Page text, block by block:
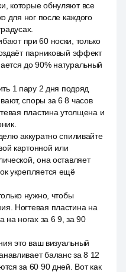
которые обнуляют все
для ног после каждого
при 60 носки, только
парниковый эффект
до 90% натуральный
1 пару 2 дня подряд
споры за 6 8 часов
пластина утолщена и
аккуратно спиливайте
картонной или
она оставляет
укрепляется ещё
нужно, чтобы
Ногтевая пластина на
на ногах за 6 9, за 90
это ваш визуальный
баланс за 8 12
за 60 90 дней. Вот как